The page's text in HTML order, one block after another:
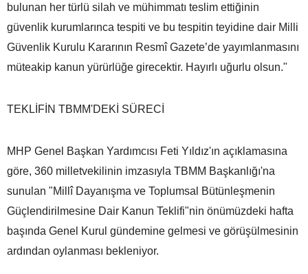
bulunan her türlü silah ve mühimmatı teslim ettiğinin
güvenlik kurumlarınca tespiti ve bu tespitin teyidine dair Milli
Güvenlik Kurulu Kararının Resmî Gazete’de yayımlanmasını
müteakip kanun yürürlüğe girecektir. Hayırlı uğurlu olsun."
TEKLİFİN TBMM'DEKİ SÜRECİ
MHP Genel Başkan Yardımcısı Feti Yıldız'ın açıklamasına
göre, 360 milletvekilinin imzasıyla TBMM Başkanlığı'na
sunulan "Millî Dayanışma ve Toplumsal Bütünleşmenin
Güçlendirilmesine Dair Kanun Teklifi"nin önümüzdeki hafta
başında Genel Kurul gündemine gelmesi ve görüşülmesinin
ardından oylanması bekleniyor.